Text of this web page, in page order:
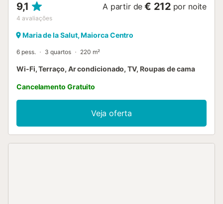
9,1
4 avaliações
A partir de € 212 por noite
Maria de la Salut, Maiorca Centro
6 pess. 3 quartos 220 m²
Wi-Fi, Terraço, Ar condicionado, TV, Roupas de cama
Cancelamento Gratuito
Veja oferta